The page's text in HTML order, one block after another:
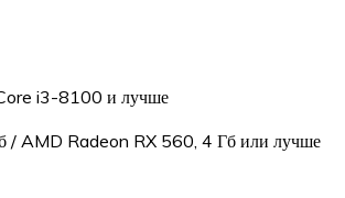
i3-8100 и лучше
/ AMD Radeon RX 560, 4 Гб или лучше